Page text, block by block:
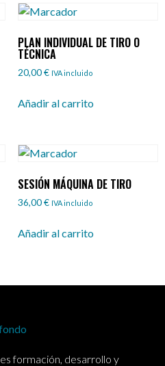
PLAN INDIVIDUAL DE TIRO O
TÉCNICA
20,00€ IVA incluido
Añadir al carrito
SESIÓN MÁQUINA DE TIRO
36,00€ IVA incluido
Añadir al carrito
es formación, desarrollo y